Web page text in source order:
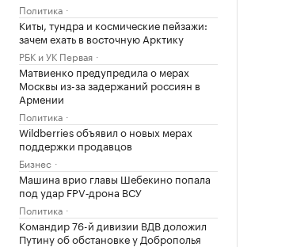
Политика
Киты, тундра и космические пейзажи:
зачем ехать в восточную Арктику
РБК и УК Первая
Матвиенко предупредила о мерах
Москвы из-за задержаний россиян в
Армении
Политика
Wildberries объявил о новых мерах
поддержки продавцов
Бизнес
Машина врио главы Шебекино попала
под удар FPV‑дрона ВСУ
Политика
Командир 76-й дивизии ВДВ доложил
Путину об обстановке у Доброполья